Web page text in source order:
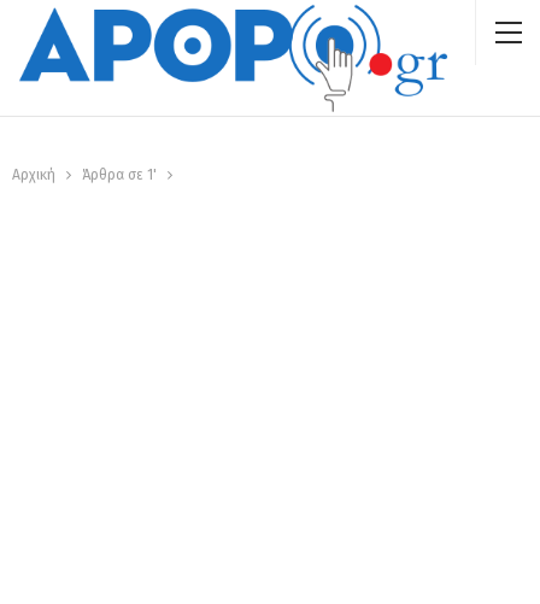
Αρχική Άρθρα σε 1'